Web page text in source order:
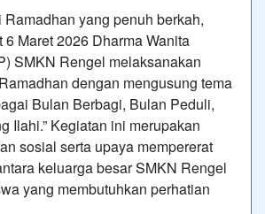
yang penuh berkah,
Maret 2026 Dharma Wanita
SMKN Rengel melaksanakan
dengan mengusung tema
Bulan Berbagi, Bulan Peduli,
Ilahi.” Kegiatan ini merupakan
sosial serta upaya mempererat
keluarga besar SMKN Rengel
yang membutuhkan perhatian